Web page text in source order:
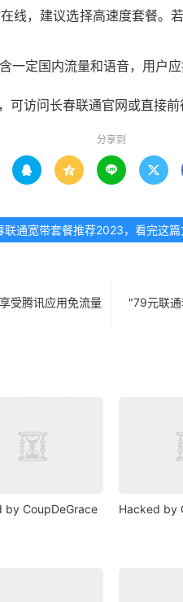
线，建议选择高速度套餐。
一定国内流量和语音，用户应
访问长春联通官网或直接前
分享到
   
联通宽带套餐推荐2023，看完这篇
受腾讯应用免流量
"79元联
by CoupDeGrace Hacked by